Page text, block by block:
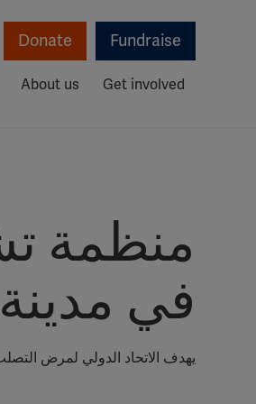
Donate Fundraise
About us Get involved
في
يهدف الاتحاد الدولي لمرض